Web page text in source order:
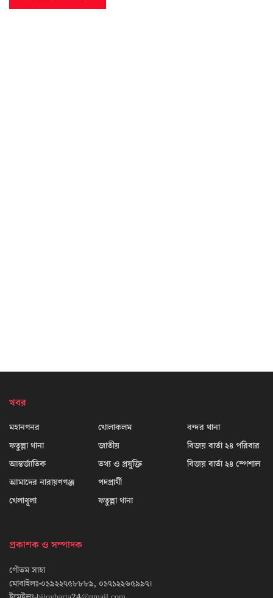
খবর
মহানগনর
ফতুল্লা থানা
আন্তর্জাতিক
আমাদের নারায়ণগঞ্জ
খেলাধূলা
খোলাকলম
জাতীয়
তথ্য ও প্রযুক্তি
পদপ্রার্থী
ফতুল্লা থানা
বন্দর থানা
বিজয় বার্তা ২৪ পরিবার
বিজয় বার্তা ২৪ স্পেশাল
প্রকাশক ও সম্পাদক
গৌতম সাহা
মোবাইলঃ-০১৯২২৭৫৮৮৮৯, ০১৭১২২৬৫৯৯৭।